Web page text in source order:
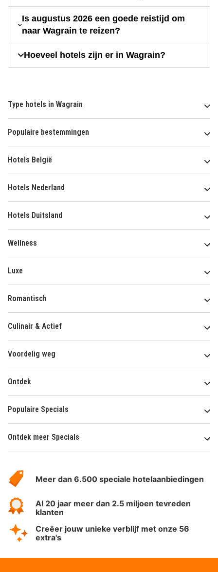
Is augustus 2026 een goede reistijd om
naar Wagrain te reizen?
Hoeveel hotels zijn er in Wagrain?
Type hotels in Wagrain
Populaire bestemmingen
Hotels België
Hotels Nederland
Hotels Duitsland
Wellness
Luxe
Romantisch
Culinair & Actief
Voordelig weg
Ontdek
Populaire Specials
Ontdek meer Specials
HotelSpecials
Meer dan 6.500 speciale hotelaanbiedingen
Al 20 jaar meer dan 2.5 miljoen tevreden
klanten
Creëer jouw unieke verblijf met onze 56
extra's